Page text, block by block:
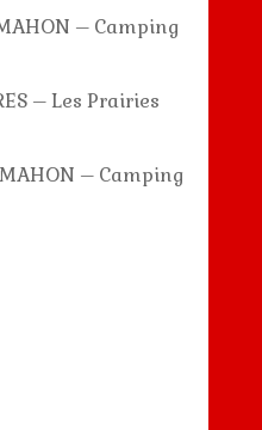
– Camping
– Les Prairies
– Camping